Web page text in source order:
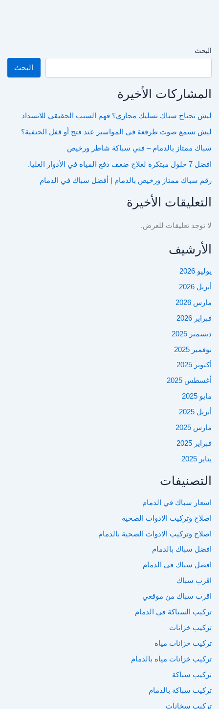
البحث
البحث
المشاركات الأخيرة
ليش تحتاج سباك تسليك مجاري؟ فهم السبب الحقيقي للانسداد
ليش تسمع صوت طرقعة في المواسير عند فتح أو قفل الحنفية؟
سباك ممتاز بالدمام – فني سباكة شاطر ورخيص
افضل 7 حلول مبتكرة لعلاج ضعف دفع المياه في الأدوار العليا.
رقم سباك ممتاز ورخيص بالدمام | أفضل سباك في الدمام
التعليقات الأخيرة
لا توجد تعليقات للعرض.
الأرشيف
يوليو 2026
أبريل 2026
مارس 2026
فبراير 2026
ديسمبر 2025
نوفمبر 2025
أكتوبر 2025
أغسطس 2025
مايو 2025
أبريل 2025
مارس 2025
فبراير 2025
يناير 2025
التصنيفات
اسعار سباك في الدمام
اصلاح وتركيب الادوات الصحية
اصلاح وتركيب الادوات الصحية بالدمام
افضل سباك بالدمام
افضل سباك في الدمام
اقرب سباك
اقرب سباك من موقعي
تركيب السباكة في الدمام
تركيب خزانات
تركيب خزانات مياه
تركيب خزانات مياه بالدمام
تركيب سباكة
تركيب سباكة بالدمام
تركيب سخانات